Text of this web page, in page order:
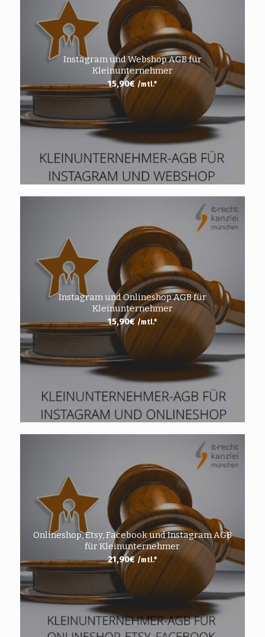
Instagram und Webshop AGB für
Kleinunternehmer
15,90€ /mtl.*
Instagram und Onlineshop AGB für
Kleinunternehmer
15,90€ /mtl.*
Onlineshop, Etsy, Facebook und Instagram AGB
für Kleinunternehmer
21,90€ /mtl.*